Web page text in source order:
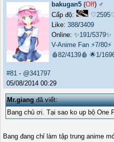
bakugan5(Off) ♂️
Cấp độ:
Like: 388/3409
Online: ✨191/5379✨
V-Anime Fan ⚡7/80⚡
🩸82/4139🩸 🌟1/
#81 - @341797
05/08/2014 00:29
Mr.giangđã viết:
Bang chủ ơi. Tại sao ko up bộ One
Bang đang chỉ làm tập trung anime